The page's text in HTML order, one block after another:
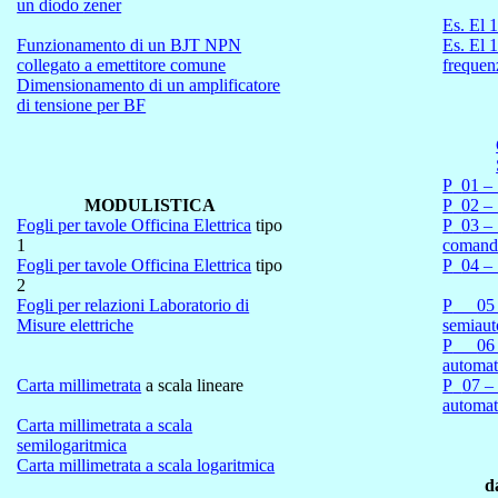
un diodozener
Es. El
Funzionamento di un BJT NPN
collegato a emettitore comune
Es. El
Dimensionamento di un amplificatore
di tensione per BF
P 01 –
MODULISTICA
P 02 –
Fogli per tavole Officina Elettrica tipo
1
P 03 –
Fogli per tavole Officina Elettrica tipo
2
P 04 –
Fogli per relazioni Laboratorio di
Misure elettriche
P
P
Carta millimetrata a scala lineare P 07 –
Carta millimetrata a scala
semilogaritmica
Carta millimetrata a scala logaritmica